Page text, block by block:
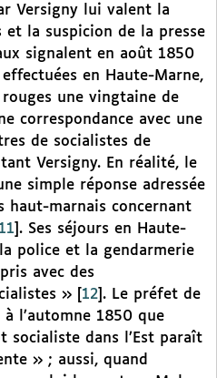
Versigny lui valent la
la suspicion de la presse
signalent en août 1850
en Haute-Marne,
une vingtaine de
correspondance avec une
de socialistes de
Versigny. En réalité, le
simple réponse adressée
haut-marnais concernant
11 . Ses séjours en Haute-
police et la gendarmerie
avec des
»
12 . Le préfet de
à l’automne 1850 que
socialiste dans l’Est paraît
» ; aussi, quand